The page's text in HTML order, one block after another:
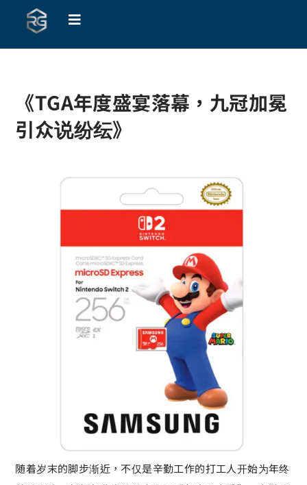
《TGA年度盛宴落幕，九冠加冕
引众说纷纭》
随着岁末的脚步渐近，不仅是辛勤工作的打工人开始为年终